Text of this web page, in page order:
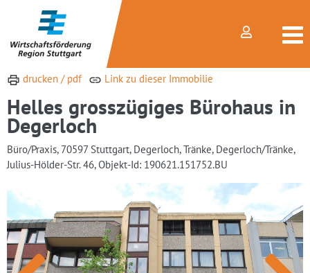
drucken / pdf Link zu dieser Immobilie
Helles grosszügiges Bürohaus in
Degerloch
Büro/Praxis, 70597 Stuttgart, Degerloch, Tränke, Degerloch/Tränke,
Julius-Hölder-Str. 46, Objekt-Id: 190621.151752.BU